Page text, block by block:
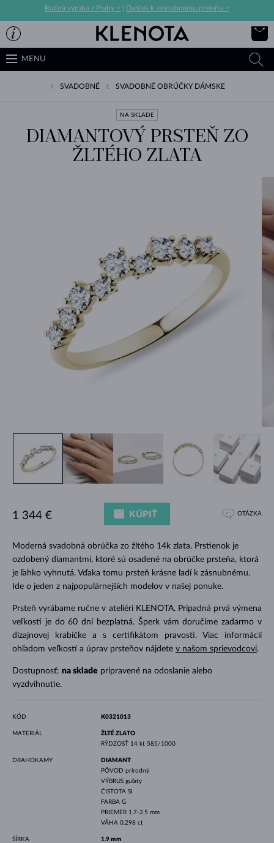
Ručná výroba z Prahy > Darček k zásnubnému prsteňu >
MENU
SVADOBNÉ SVADOBNÉ OBRÚČKY DÁMSKE
NA SKLADE
DIAMANTOVÝ PRSTEŇ ZO
ŽLTÉHO ZLATA
Moderná svadobná obrúčka zo žltého 14k zlata. Prstienok je
ozdobený diamantmi, ktoré sú osadené na obrúčke prsteňa, ktorá
je ľahko vyhnutá. Vďaka tomu prsteň krásne ladí k zásnubnému.
Ide o jeden z najpopulárnejších modelov v našej ponuke.
Prsteň vyrábame ručne v ateliéri KLENOTA. Prípadná prvá výmena
veľkosti je do 60 dní bezplatná. Šperk vám doručíme zadarmo v
dizajnovej krabičke a s certifikátom pravosti. Viac informácií
ohľadom veľkostí a úprav prsteňov nájdete v našom sprievodcovi.
Dostupnosť: na sklade pripravené na odoslanie alebo
vyzdvihnutie.
1 344 € KÚPIŤ OTÁZKA
KÓD K0321013
MATERIÁL
ŽLTÉ ZLATO
RÝDZOSŤ 14 kt 585/1000
DRAHOKAMY
DIAMANT
PÔVOD prírodný
VÝBRUS guľatý
ČISTOTA SI
FARBA G
PRIEMER 1.7-2.5 mm
VÁHA 0.298 ct
ŠÍRKA 1.9 mm